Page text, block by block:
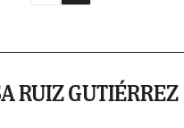
RUIZ GUTIÉRREZ